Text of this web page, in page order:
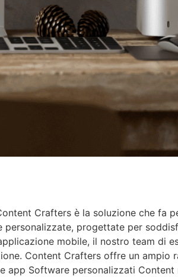
Crafters è la soluzione che fa
personalizzate, progettate per
mobile, il nostro team di
Content Crafters offre un ampio
app Software personalizzati Content